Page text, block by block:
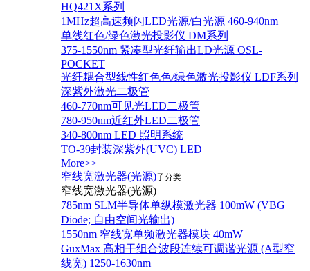
HQ421X系列
1MHz超高速频闪LED光源/白光源 460-940nm
单线红色/绿色激光投影仪 DM系列
375-1550nm 紧凑型光纤输出LD光源 OSL-
POCKET
光纤耦合型线性红色色/绿色激光投影仪 LDF系列
深紫外激光二极管
460-770nm可见光LED二极管
780-950nm近红外LED二极管
340-800nm LED 照明系统
TO-39封装深紫外(UVC) LED
More>>
窄线宽激光器(光源)子分类
窄线宽激光器(光源)
785nm SLM半导体单纵模激光器 100mW (VBG
Diode; 自由空间光输出)
1550nm 窄线宽单频激光器模块 40mW
GuxMax 高相干组合波段连续可调谐光源 (A型窄
线宽) 1250-1630nm